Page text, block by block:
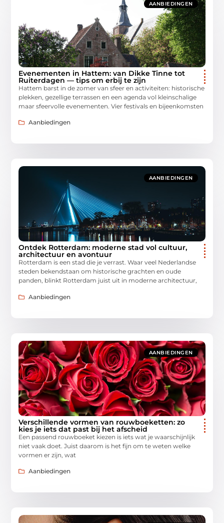
AANBIEDINGEN
Evenementen in Hattem: van Dikke Tinne tot
Ruiterdagen — tips om erbij te zijn
Hattem barst in de zomer van sfeer en activiteiten: historische
plekken, gezellige terrassen en een agenda vol kleinschalige
maar sfeervolle evenementen. Vier festivals en bijeenkomsten
Aanbiedingen
AANBIEDINGEN
Ontdek Rotterdam: moderne stad vol cultuur,
architectuur en avontuur
Rotterdam is een stad die je verrast. Waar veel Nederlandse
steden bekendstaan om historische grachten en oude
panden, blinkt Rotterdam juist uit in moderne architectuur,
Aanbiedingen
AANBIEDINGEN
Verschillende vormen van rouwboeketten: zo
kies je iets dat past bij het afscheid
Een passend rouwboeket kiezen is iets wat je waarschijnlijk
niet vaak doet. Juist daarom is het fijn om te weten welke
vormen er zijn, wat
Aanbiedingen